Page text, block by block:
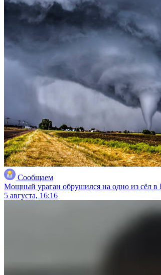
Сообщаем
Мощный ураган обрушился на одно из сёл
5 августа, 16:16